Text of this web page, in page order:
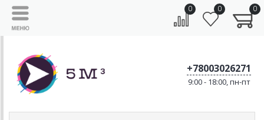
0 0 0
+78003026271
9:00 - 18:00, пн-пт